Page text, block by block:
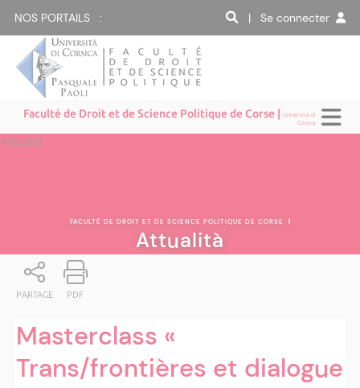
NOS PORTAILS : | Se connecter
Faculté de Droit et de Science Politique de Corse |Università di
Corsica
Attualità
FACULTÉ DE DROIT ET DE SCIENCE POLITIQUE DE CORSE |
Attualità
PARTAGE PDF
Masterclass «
Trans/frontières et dialogue